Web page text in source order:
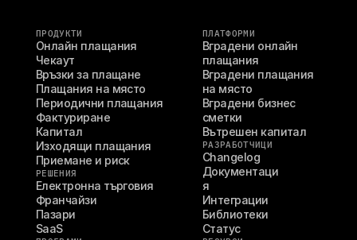
ПРОДУКТИ
Онлайн плащания
Чекаут
Връзки за плащане
Плащания на място
Периодични плащания
Фактуриране
Капитал
Изходящи плащания
Приемане и риск
РЕШЕНИЯ
Електронна търговия
Франчайзи
Пазари
SaaS
ПЛАТФОРМИ
Вградени онлайн
плащания
Вградени плащания
на място
Вградени бизнес
сметки
Вътрешен капитал
РАЗРАБОТЧИЦИ
Changelog
Документаци
я
Интеграции
Библиотеки
Статус